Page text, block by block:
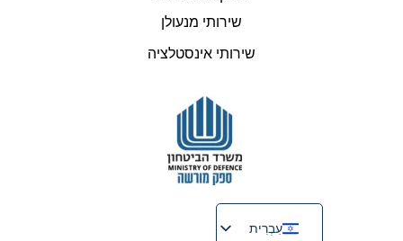
שירותי מנעולן
שירותי אינסטלציה
עִבְרִית